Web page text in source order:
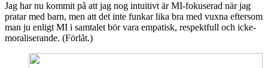
Jag har nu kommit på att jag nog intuitivt är MI-fokuserad när jag
pratar med barn, men att det inte funkar lika bra med vuxna eftersom
man ju enligt MI i samtalet bör vara empatisk, respektfull och icke-
moraliserande. (Förlåt.)